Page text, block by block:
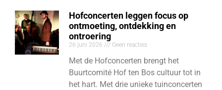
Hofconcerten leggen focus op
ontmoeting, ontdekking en
ontroering
26 juni 2026 Geen reacties
Met de Hofconcerten brengt het
Buurtcomité Hof ten Bos cultuur tot in
het hart. Met drie unieke tuinconcerten